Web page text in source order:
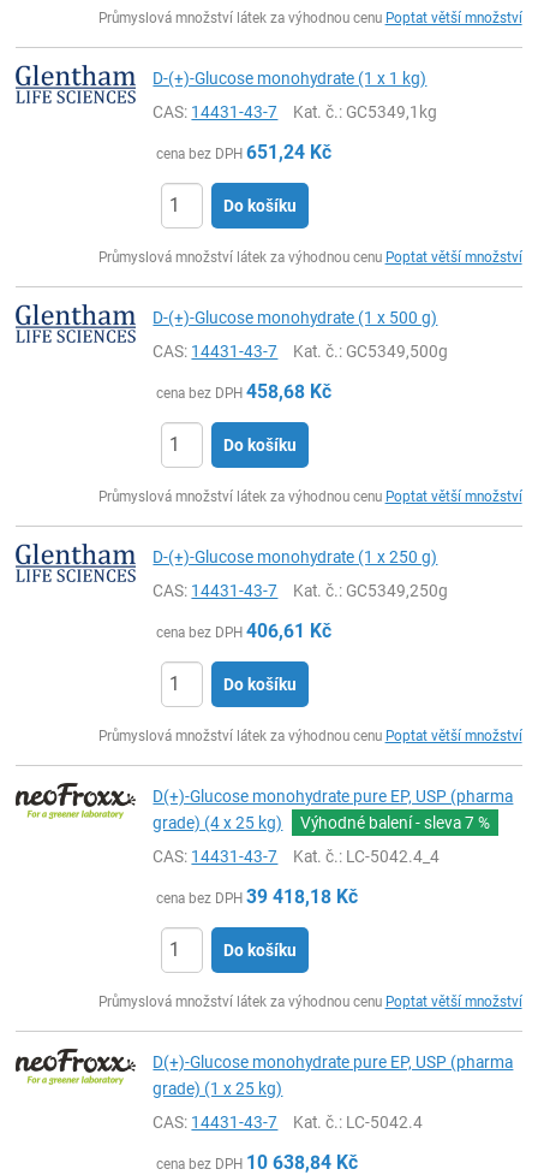
Průmyslová množství látek za výhodnou cenu Poptat větší množství
D-(+)-Glucose monohydrate (1 x 1 kg)
CAS: 14431-43-7 Kat. č.: GC5349,1kg
cena bez DPH 651,24 Kč
Do košíku
Průmyslová množství látek za výhodnou cenu Poptat větší množství
D-(+)-Glucose monohydrate (1 x 500 g)
CAS: 14431-43-7 Kat. č.: GC5349,500g
cena bez DPH 458,68 Kč
Do košíku
Průmyslová množství látek za výhodnou cenu Poptat větší množství
D-(+)-Glucose monohydrate (1 x 250 g)
CAS: 14431-43-7 Kat. č.: GC5349,250g
cena bez DPH 406,61 Kč
Do košíku
Průmyslová množství látek za výhodnou cenu Poptat větší množství
D(+)-Glucose monohydrate pure EP, USP (pharma
grade) (4 x 25 kg)
Výhodné balení - sleva7 %
CAS: 14431-43-7 Kat. č.: LC-5042.4_4
cena bez DPH 39 418,18 Kč
Do košíku
Průmyslová množství látek za výhodnou cenu Poptat větší množství
D(+)-Glucose monohydrate pure EP, USP (pharma
grade) (1 x 25 kg)
CAS: 14431-43-7 Kat. č.: LC-5042.4
cena bez DPH 10 638,84 Kč